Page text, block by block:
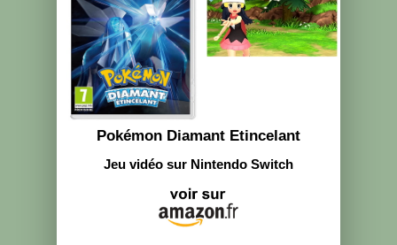
Pokémon Diamant Etincelant
Jeu vidéo sur Nintendo Switch